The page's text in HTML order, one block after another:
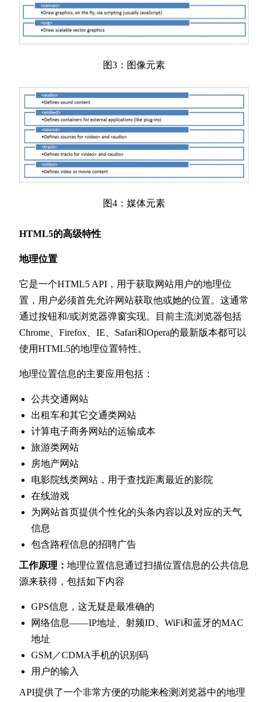
图3：图像元素
图4：媒体元素
HTML5的高级特性
地理位置
它是一个HTML5 API，用于获取网站用户的地理位
置，用户必须首先允许网站获取他或她的位置。这通常
通过按钮和/或浏览器弹窗实现。目前主流浏览器包括
Chrome、Firefox、IE、Safari和Opera的最新版本都可以
使用HTML5的地理位置特性。
地理位置信息的主要应用包括：
公共交通网站
出租车和其它交通类网站
计算电子商务网站的运输成本
旅游类网站
房地产网站
电影院线类网站，用于查找距离最近的影院
在线游戏
为网站首页提供个性化的头条内容以及对应的天气
信息
包含路程信息的招聘广告
工作原理： 地理位置信息通过扫描位置信息的公共信息
源来获得，包括如下内容
GPS信息，这无疑是最准确的
网络信息——IP地址、射频ID、WiFi和蓝牙的MAC
地址
GSM／CDMA手机的识别码
用户的输入
API提供了一个非常方便的功能来检测浏览器中的地理